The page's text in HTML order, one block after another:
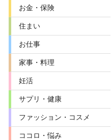
お金・保険
住まい
お仕事
家事・料理
妊活
サプリ・健康
ファッション・コスメ
ココロ・悩み